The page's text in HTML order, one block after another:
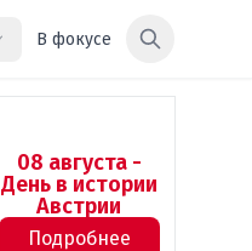
В фокусе
08 августа -
День в истории
Австрии
Подробнее